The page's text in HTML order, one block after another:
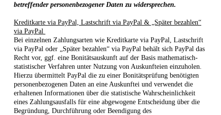
betreffender personenbezogener Daten zu widersprechen.
Kreditkarte via PayPal, Lastschrift via PayPal & „Später bezahlen“
via PayPal
Bei einzelnen Zahlungsarten wie Kreditkarte via PayPal, Lastschrift
via PayPal oder „Später bezahlen“ via PayPal behält sich PayPal das
Recht vor, ggf. eine Bonitätsauskunft auf der Basis mathematisch-
statistischer Verfahren unter Nutzung von Auskunfteien einzuholen.
Hierzu übermittelt PayPal die zu einer Bonitätsprüfung benötigten
personenbezogenen Daten an eine Auskunftei und verwendet die
erhaltenen Informationen über die statistische Wahrscheinlichkeit
eines Zahlungsausfalls für eine abgewogene Entscheidung über die
Begründung, Durchführung oder Beendigung des